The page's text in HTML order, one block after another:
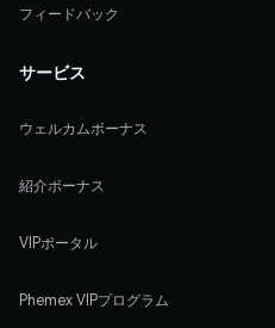
フィードバック
サービス
ウェルカムボーナス
紹介ボーナス
VIPポータル
Phemex VIPプログラム